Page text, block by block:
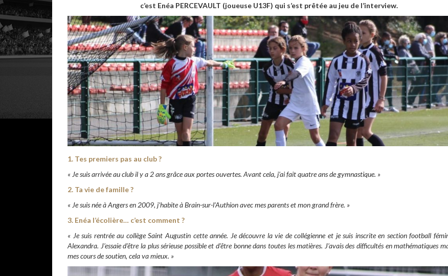
c’est Enéa PERCEVAULT (joueuse U13F) qui s’est prêtée au jeu de l’interview.
1. Tes premiers pas au club ?
« Je suis arrivée au club il y a 2 ans grâce aux portes ouvertes. Avant cela, j’ai fait quatre ans de gymnastique. »
2. Ta vie de famille ?
« Je suis née à Angers en 2009, j’habite à Brain-sur-l’Authion avec mes parents et mon grand frère. »
3. Enéa l’écolière… c’est comment ?
« Je suis rentrée au collège Saint Augustin cette année. Je découvre la vie de collégienne et je suis inscrite en section football
Alexandra. J’essaie d’être la plus sérieuse possible et d’être bonne dans toutes les matières. J’avais des difficultés en mathématiques
mes cours de soutien, cela va mieux. »